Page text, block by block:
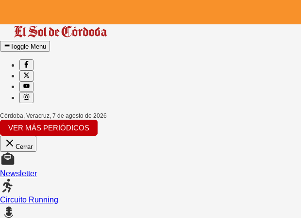
Toggle Menu
Córdoba, Veracruz 7 de agosto de 2026
VER MÁS PERIÓDICOS
Cerrar
Newsletter
Circuito Running